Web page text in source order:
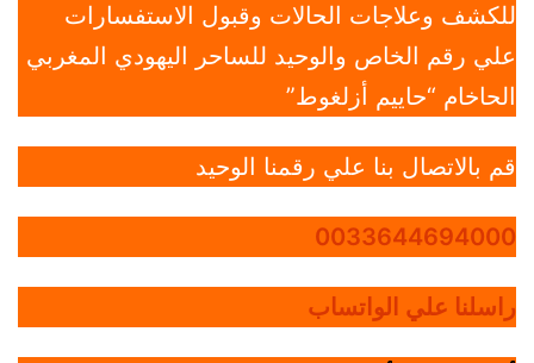
للكشف وعلاجات الحالات وقبول الاستفسارات
علي رقم الخاص والوحيد للساحر اليهودي المغربي
الحاخام “حاييم أزلغوط”
قم بالاتصال بنا علي رقمنا الوحيد
0033644694000
راسلنا علي الواتساب